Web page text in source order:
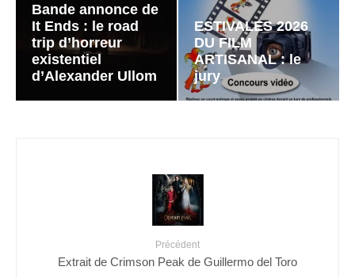
Bande annonce de
It Ends : le road
trip d’horreur
existentiel
d’Alexander Ullom
ESTIVALES 2026
DU FILM
ARTISANAL : le
jury
Précédent
Extrait de Crimson Peak de Guillermo del Toro